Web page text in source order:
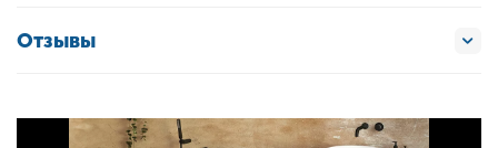
Отзывы